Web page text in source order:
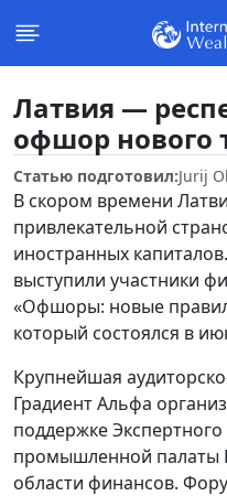
Латвия —
офшор нового
Статью подготовил:Jurij
В скором времени
привлекательной
иностранных
выступили участники
«Офшоры: новые
который состоялся в
Крупнейшая
Градиент Альфа
поддержке
промышленной палаты
области финансов.